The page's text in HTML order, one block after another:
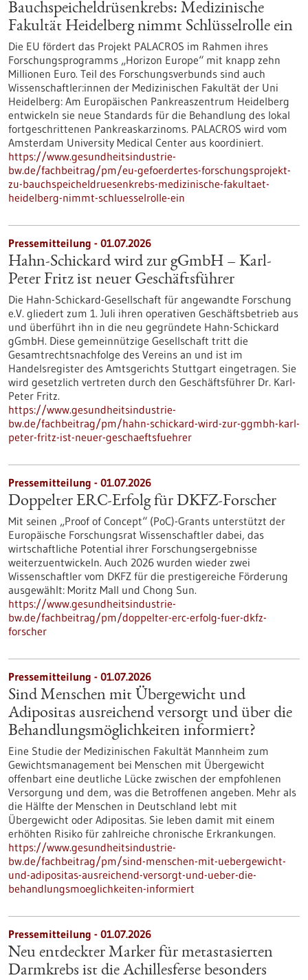
Bauchspeicheldrüsenkrebs: Medizinische
Fakultät Heidelberg nimmt Schlüsselrolle ein
Die EU fördert das Projekt PALACROS im Rahmen ihres
Forschungsprogramms „Horizon Europe“ mit knapp zehn
Millionen Euro. Teil des Forschungsverbunds sind auch
Wissenschaftler:innen der Medizinischen Fakultät der Uni
Heidelberg: Am Europäischen Pankreaszentrum Heidelberg
entwickeln sie neue Standards für die Behandlung des lokal
fortgeschrittenen Pankreaskarzinoms. PALACROS wird vom
Amsterdam University Medical Center aus koordiniert.
https://www.gesundheitsindustrie-
bw.de/fachbeitrag/pm/eu-gefoerdertes-forschungsprojekt-
zu-bauchspeicheldruesenkrebs-medizinische-fakultaet-
heidelberg-nimmt-schluesselrolle-ein
Pressemitteilung - 01.07.2026
Hahn-Schickard wird zur gGmbH – Karl-
Peter Fritz ist neuer Geschäftsführer
Die Hahn-Schickard-Gesellschaft für angewandte Forschung
e.V. gliedert zum 1. Juli ihren operativen Geschäftsbetrieb aus
und überführt ihn in die neu gegründete Hahn-Schickard
gGmbH. Diese gemeinnützige Gesellschaft tritt die
Gesamtrechtsnachfolge des Vereins an und ist im
Handelsregister des Amtsgerichts Stuttgart eingetragen. Sie
wird gesetzlich vertreten durch den Geschäftsführer Dr. Karl-
Peter Fritz.
https://www.gesundheitsindustrie-
bw.de/fachbeitrag/pm/hahn-schickard-wird-zur-ggmbh-karl-
peter-fritz-ist-neuer-geschaeftsfuehrer
Pressemitteilung - 01.07.2026
Doppelter ERC-Erfolg für DKFZ-Forscher
Mit seinen „Proof of Concept“ (PoC)-Grants unterstützt der
Europäische Forschungsrat Wissenschaftler dabei, das
wirtschaftliche Potential ihrer Forschungsergebnisse
weiterzuentwickeln. Auch 2026 wurden wieder zwei
Wissenschaftler vom DKFZ für die prestigereiche Förderung
ausgewählt: Moritz Mall und Chong Sun.
https://www.gesundheitsindustrie-
bw.de/fachbeitrag/pm/doppelter-erc-erfolg-fuer-dkfz-
forscher
Pressemitteilung - 01.07.2026
Sind Menschen mit Übergewicht und
Adipositas ausreichend versorgt und über die
Behandlungsmöglichkeiten informiert?
Eine Studie der Medizinischen Fakultät Mannheim zum
Gewichtsmanagement bei Menschen mit Übergewicht
offenbart eine deutliche Lücke zwischen der empfohlenen
Versorgung und dem, was die Betroffenen angeben. Mehr als
die Hälfte der Menschen in Deutschland lebt mit
Übergewicht oder Adipositas. Sie leben damit mit einem
erhöhten Risiko für zahlreiche chronische Erkrankungen.
https://www.gesundheitsindustrie-
bw.de/fachbeitrag/pm/sind-menschen-mit-uebergewicht-
und-adipositas-ausreichend-versorgt-und-ueber-die-
behandlungsmoeglichkeiten-informiert
Pressemitteilung - 01.07.2026
Neu entdeckter Marker für metastasierten
Darmkrebs ist die Achillesferse besonders